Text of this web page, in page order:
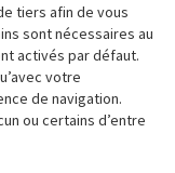
tiers afin de vous
sont nécessaires au
activés par défaut.
votre
de navigation.
ou certains d’entre